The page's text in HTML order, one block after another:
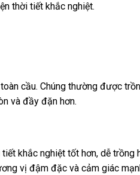
thời tiết khắc nghiệt.
cầu. Chúng thường được
và đầy đặn hơn.
khắc nghiệt tốt hơn, dễ trồng
vị đậm đặc và cảm giác